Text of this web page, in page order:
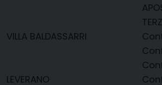
VILLA BALDASSARRI
LEVERANO